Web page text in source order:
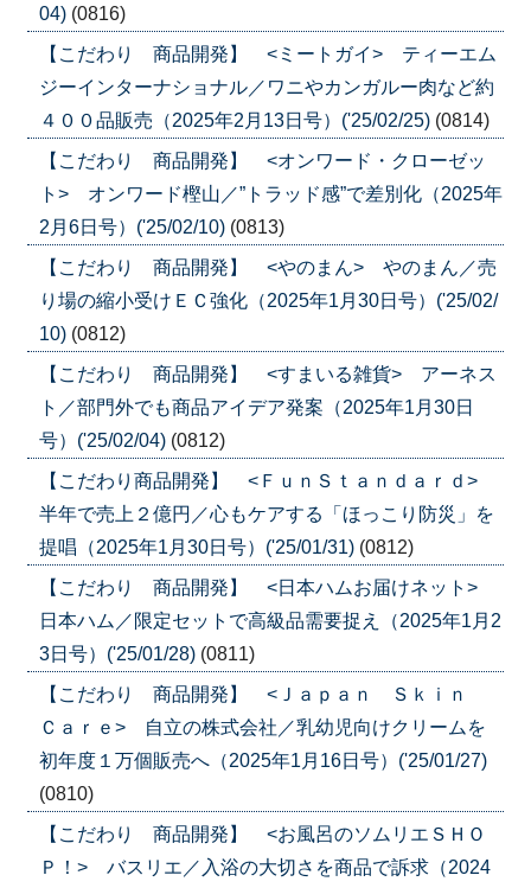
04) (0816)
【こだわり 商品開発】 <ミートガイ> ティーエム
ジーインターナショナル／ワニやカンガルー肉など約
４００品販売（2025年2月13日号）('25/02/25) (0814)
【こだわり 商品開発】 <オンワード・クローゼッ
ト> オンワード樫山／”トラッド感”で差別化（2025年
2月6日号）('25/02/10) (0813)
【こだわり 商品開発】 <やのまん> やのまん／売
り場の縮小受けＥＣ強化（2025年1月30日号）('25/02/
10) (0812)
【こだわり 商品開発】 <すまいる雑貨> アーネス
ト／部門外でも商品アイデア発案（2025年1月30日
号）('25/02/04) (0812)
【こだわり商品開発】 <ＦｕｎＳｔａｎｄａｒｄ>
半年で売上２億円／心もケアする「ほっこり防災」を
提唱（2025年1月30日号）('25/01/31) (0812)
【こだわり 商品開発】 <日本ハムお届けネット>
日本ハム／限定セットで高級品需要捉え（2025年1月2
3日号）('25/01/28) (0811)
【こだわり 商品開発】 <Ｊａｐａｎ Ｓｋｉｎ
Ｃａｒｅ> 自立の株式会社／乳幼児向けクリームを
初年度１万個販売へ（2025年1月16日号）('25/01/27)
(0810)
【こだわり 商品開発】 <お風呂のソムリエＳＨＯ
Ｐ！> バスリエ／入浴の大切さを商品で訴求（2024